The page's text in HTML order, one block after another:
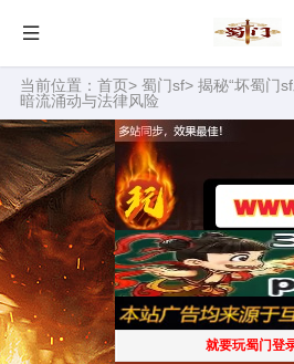
当前位置： 首页> 蜀门sf> 揭秘“坏蜀门
暗流涌动与法律风险